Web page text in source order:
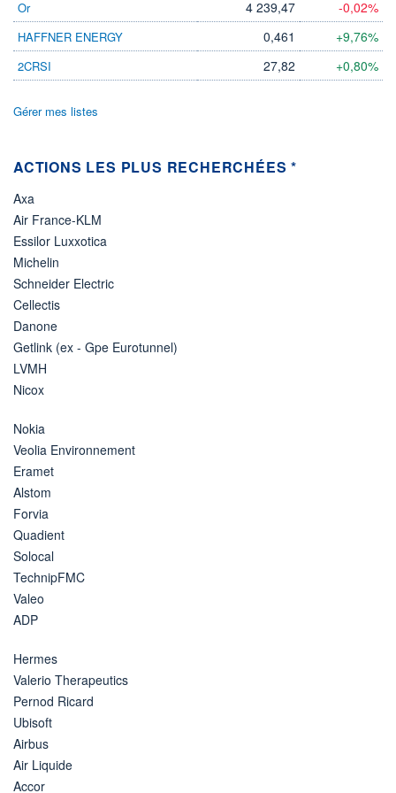
Non éligible
Boursobank
Or 4 239,47 -0,02%
HAFFNER ENERGY 0,461 +9,76%
2CRSI 27,82 +0,80%
Gérer mes listes
ACTIONS LES PLUS RECHERCHÉES *
Axa
Air France-KLM
Essilor Luxxotica
Michelin
Schneider Electric
Cellectis
Danone
Getlink (ex - Gpe Eurotunnel)
LVMH
Nicox
Nokia
Veolia Environnement
Eramet
Alstom
Forvia
Quadient
Solocal
TechnipFMC
Valeo
ADP
Hermes
Valerio Therapeutics
Pernod Ricard
Ubisoft
Airbus
Air Liquide
Accor